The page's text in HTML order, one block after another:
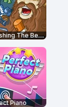
Castle Crashing The Beard HD
Piano